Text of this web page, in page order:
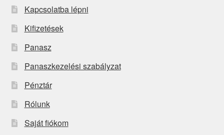
Kapcsolatba lépni
Kifizetések
Panasz
Panaszkezelési szabályzat
Pénztár
Rólunk
Saját fiókom